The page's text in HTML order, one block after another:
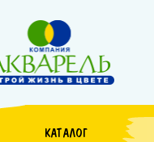
КАТАЛОГ